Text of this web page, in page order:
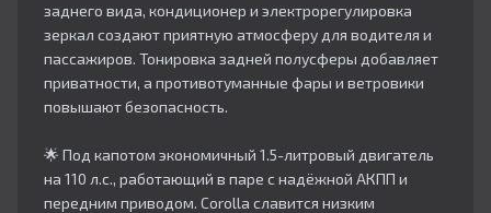
заднего вида, кондиционер и электрорегулировка
зеркал создают приятную атмосферу для водителя и
пассажиров. Тонировка задней полусферы добавляет
приватности, а противотуманные фары и ветровики
повышают безопасность.​
🌟 Под капотом экономичный 1.5-литровый двигатель
на 110 л.с., работающий в паре с надёжной АКПП и
передним приводом. Corolla славится низким